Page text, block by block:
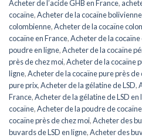
Acheter de l’acide GHB en France,
cocaïne,Acheter de la cocaïne bolivienne
colombienne,Acheter de la cocaïne
cocaïne en France,Acheter de la cocaïne
poudre en ligne,Acheter de la cocaïne
près de chez moi,Acheter de la cocaïne
ligne,Acheter de la cocaïne pure près de
pure prix,Acheter de la gélatine de LSD,
France,Acheter de la gélatine de LSD en
cocaïne,Acheter de la poudre de
cocaïne près de chez moi,Acheter des
buvards de LSD en ligne,Acheter des